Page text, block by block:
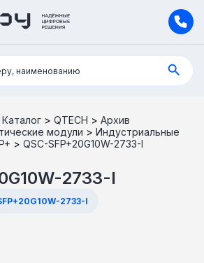
наименованию
Каталог > QTECH > Архив
модули > Индустриальные
> QSC-SFP+20G10W-2733-I
2733-I
2733-I